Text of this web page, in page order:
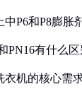
中P6和P8膨胀
PN16有什么区
衣机的核心需